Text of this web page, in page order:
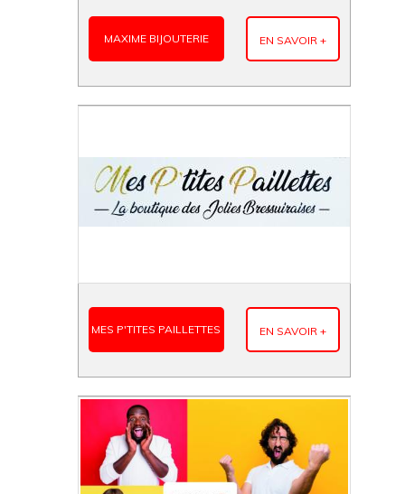
MAXIME BIJOUTERIE EN SAVOIR +
MES P'TITES PAILLETTES EN SAVOIR +